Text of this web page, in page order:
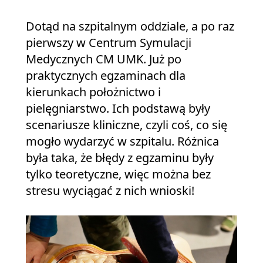
Dotąd na szpitalnym oddziale, a po raz
pierwszy w Centrum Symulacji
Medycznych CM UMK. Już po
praktycznych egzaminach dla
kierunkach położnictwo i
pielęgniarstwo. Ich podstawą były
scenariusze kliniczne, czyli coś, co się
mogło wydarzyć w szpitalu. Różnica
była taka, że błędy z egzaminu były
tylko teoretyczne, więc można bez
stresu wyciągać z nich wnioski!